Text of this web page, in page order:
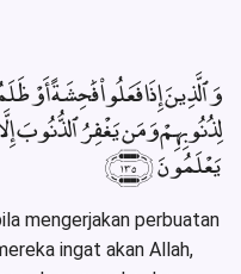
وَٱلَّذِينَ إِذَا فَعَلُوا۟ فَٰحِشَةً أَوْ
لِذُنُوبِهِمْ وَمَن يَغْفِرُ ٱلذُّنُوبَ
يَعْلَمُونَ ﴿١٣٥﴾
mengerjakan perbuatan
ingat akan Allah,